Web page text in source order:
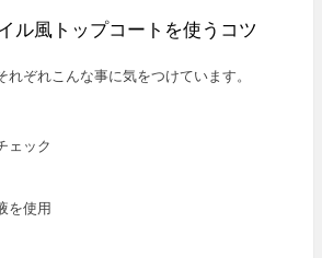
ル風トップコートを使うコツ
ぞれこんな事に気をつけています。
ェック
を使用